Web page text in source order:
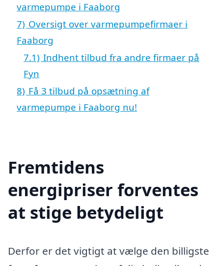
varmepumpe i Faaborg
7) Oversigt over varmepumpefirmaer i
Faaborg
7.1) Indhent tilbud fra andre firmaer på
Fyn
8) Få 3 tilbud på opsætning af
varmepumpe i Faaborg nu!
Fremtidens
energipriser forventes
at stige betydeligt
Derfor er det vigtigt at vælge den billigste